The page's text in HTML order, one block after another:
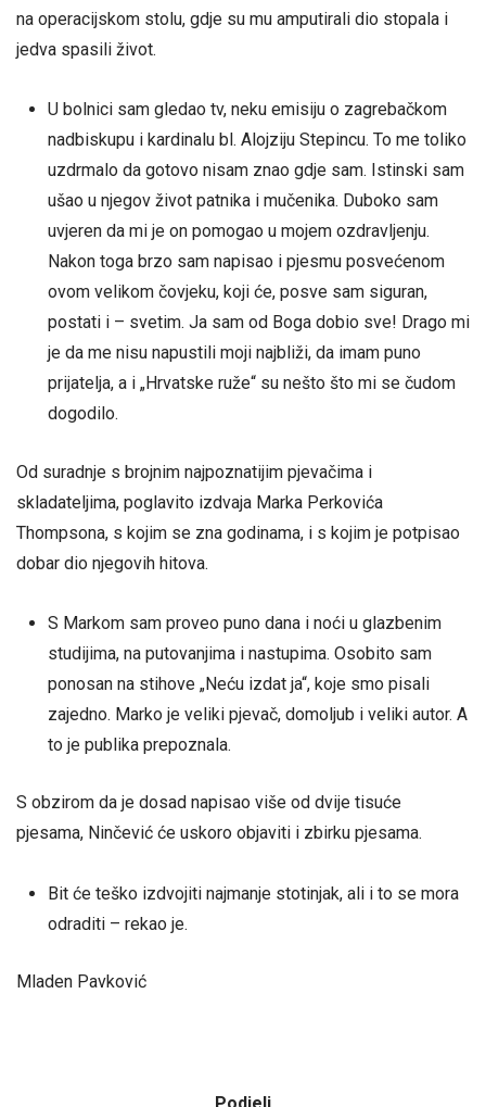
na operacijskom stolu, gdje su mu amputirali dio stopala i
jedva spasili život.
U bolnici sam gledao tv, neku emisiju o zagrebačkom
nadbiskupu i kardinalu bl. Alojziju Stepincu. To me toliko
uzdrmalo da gotovo nisam znao gdje sam. Istinski sam
ušao u njegov život patnika i mučenika. Duboko sam
uvjeren da mi je on pomogao u mojem ozdravljenju.
Nakon toga brzo sam napisao i pjesmu posvećenom
ovom velikom čovjeku, koji će, posve sam siguran,
postati i – svetim. Ja sam od Boga dobio sve! Drago mi
je da me nisu napustili moji najbliži, da imam puno
prijatelja, a i „Hrvatske ruže“ su nešto što mi se čudom
dogodilo.
Od suradnje s brojnim najpoznatijim pjevačima i
skladateljima, poglavito izdvaja Marka Perkovića
Thompsona, s kojim se zna godinama, i s kojim je potpisao
dobar dio njegovih hitova.
S Markom sam proveo puno dana i noći u glazbenim
studijima, na putovanjima i nastupima. Osobito sam
ponosan na stihove „Neću izdat ja“, koje smo pisali
zajedno. Marko je veliki pjevač, domoljub i veliki autor. A
to je publika prepoznala.
S obzirom da je dosad napisao više od dvije tisuće
pjesama, Ninčević će uskoro objaviti i zbirku pjesama.
Bit će teško izdvojiti najmanje stotinjak, ali i to se mora
odraditi – rekao je.
Mladen Pavković
Podjeli